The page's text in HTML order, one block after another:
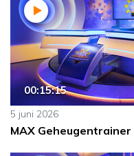
00:15:15
5 juni 2026
MAX Geheugentrainer